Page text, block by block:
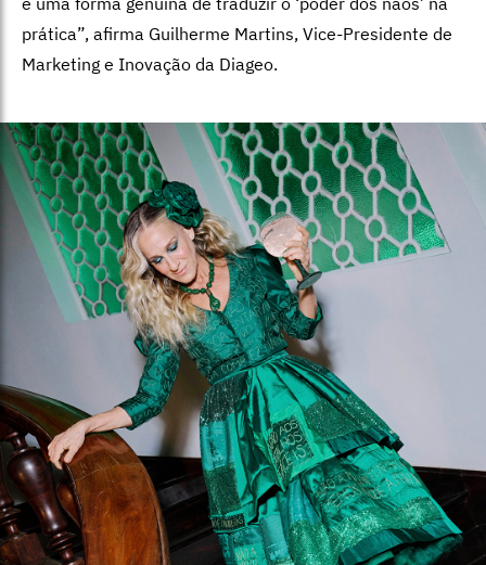
prática”, afirma Guilherme Martins, Vice-Presidente de
Marketing e Inovação da Diageo.